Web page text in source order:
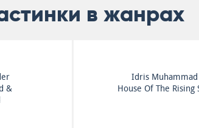
в жанрах
Earth, Wind & Fire
Dance Trax